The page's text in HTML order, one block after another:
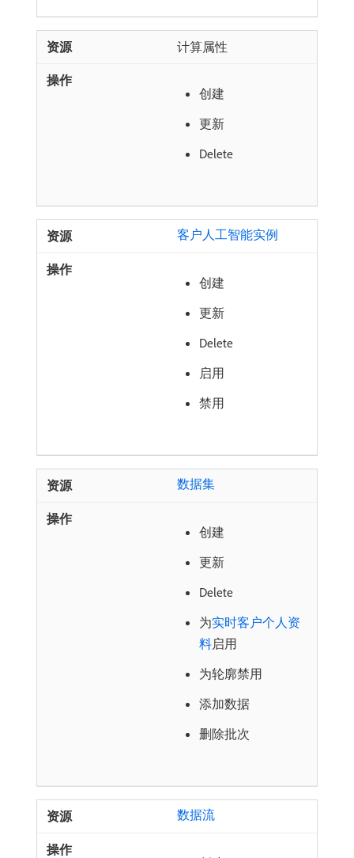
计算属性
创建
更新
Delete
客户人工智能实例
创建
更新
Delete
启用
禁用
数据集
创建
更新
Delete
为实时客户个人资
料启用
为轮廓禁用
添加数据
删除批次
数据流